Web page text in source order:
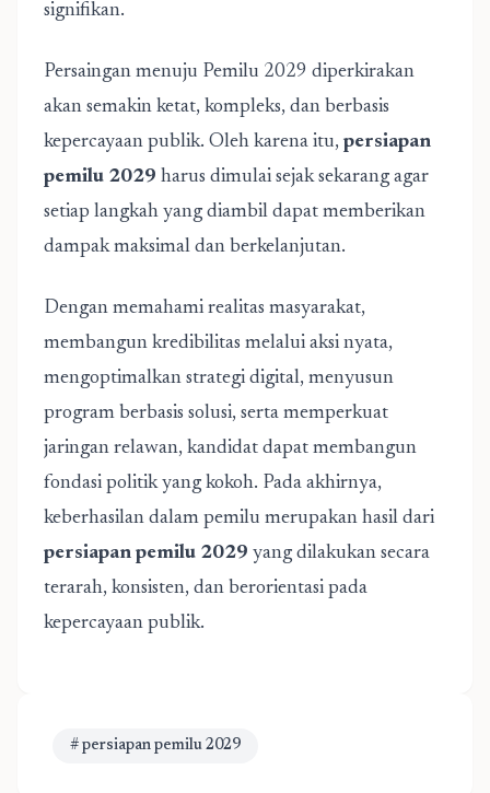
signifikan.
Persaingan menuju Pemilu 2029 diperkirakan
akan semakin ketat, kompleks, dan berbasis
kepercayaan publik. Oleh karena itu, persiapan
pemilu 2029 harus dimulai sejak sekarang agar
setiap langkah yang diambil dapat memberikan
dampak maksimal dan berkelanjutan.
Dengan memahami realitas masyarakat,
membangun kredibilitas melalui aksi nyata,
mengoptimalkan strategi digital, menyusun
program berbasis solusi, serta memperkuat
jaringan relawan, kandidat dapat membangun
fondasi politik yang kokoh. Pada akhirnya,
keberhasilan dalam pemilu merupakan hasil dari
persiapan pemilu 2029 yang dilakukan secara
terarah, konsisten, dan berorientasi pada
kepercayaan publik.
# persiapan pemilu 2029